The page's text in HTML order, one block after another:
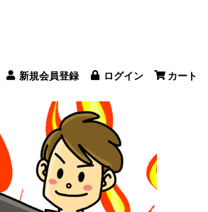
新規会員登録 ログイン カート